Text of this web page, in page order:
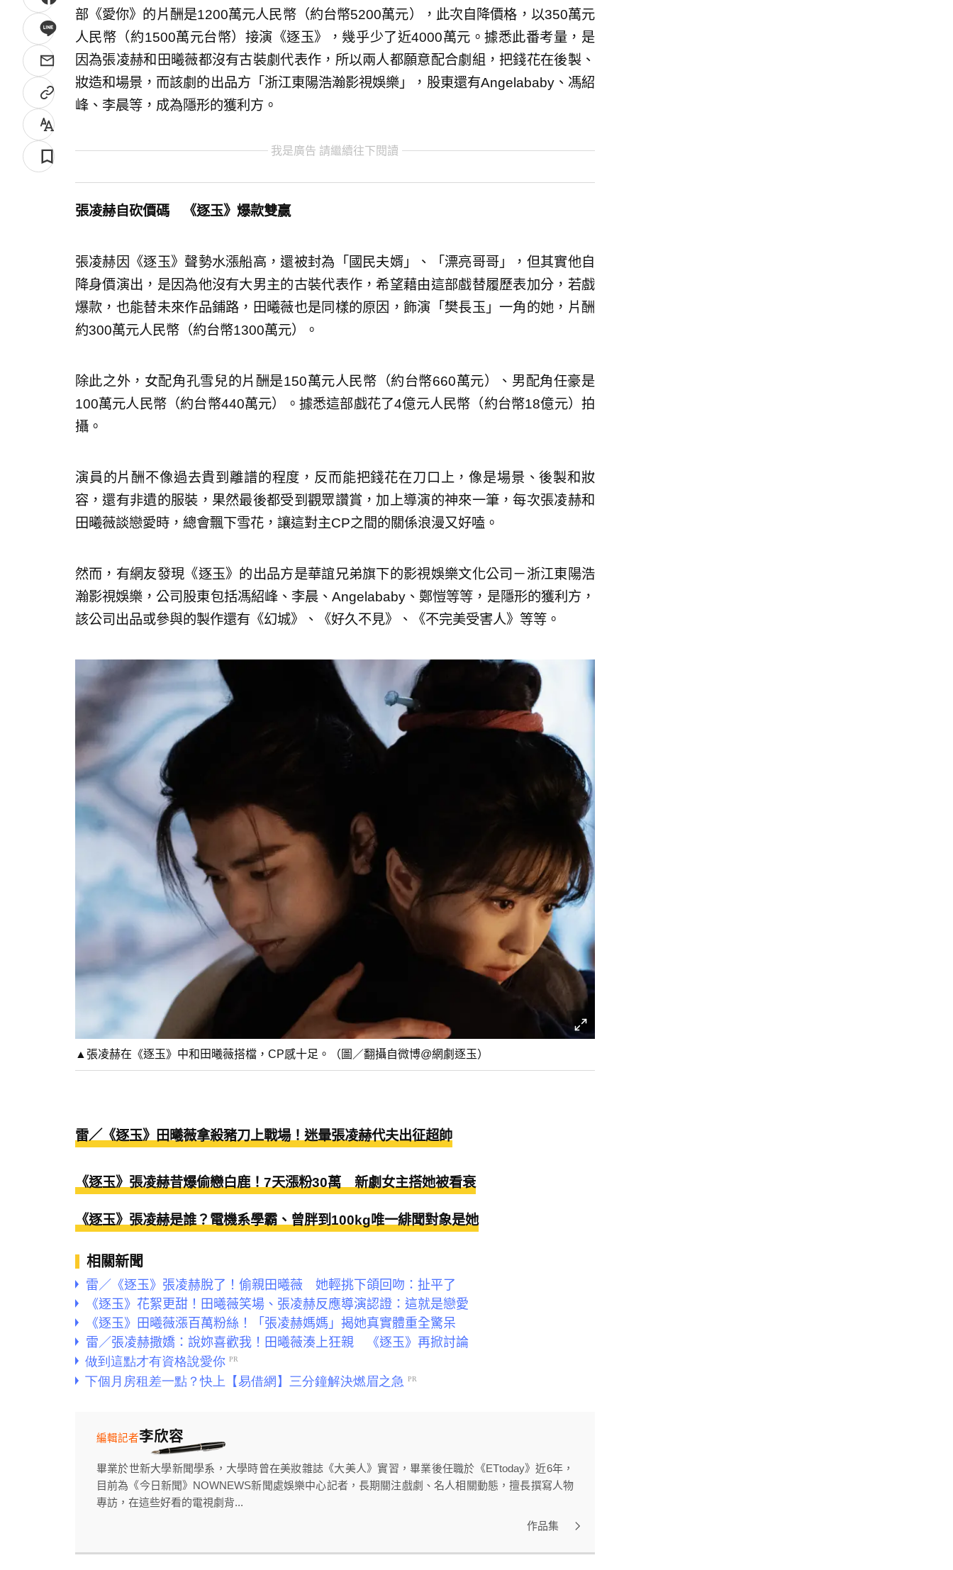
部《愛你》的片酬是1200萬元人民幣（約台幣5200萬元），此次自降價格，以350萬元
人民幣（約1500萬元台幣）接演《逐玉》，幾乎少了近4000萬元。據悉此番考量，是
因為張凌赫和田曦薇都沒有古裝劇代表作，所以兩人都願意配合劇組，把錢花在後製、
妝造和場景，而該劇的出品方「浙江東陽浩瀚影視娛樂」，股東還有Angelababy、馮紹
峰、李晨等，成為隱形的獲利方。
我是廣告 請繼續往下閱讀
張凌赫自砍價碼 《逐玉》爆款雙贏
張凌赫因《逐玉》聲勢水漲船高，還被封為「國民夫婿」、「漂亮哥哥」，但其實他自
降身價演出，是因為他沒有大男主的古裝代表作，希望藉由這部戲替履歷表加分，若戲
爆款，也能替未來作品鋪路，田曦薇也是同樣的原因，飾演「樊長玉」一角的她，片酬
約300萬元人民幣（約台幣1300萬元）。
除此之外，女配角孔雪兒的片酬是150萬元人民幣（約台幣660萬元）、男配角任豪是
100萬元人民幣（約台幣440萬元）。據悉這部戲花了4億元人民幣（約台幣18億元）拍
攝。
演員的片酬不像過去貴到離譜的程度，反而能把錢花在刀口上，像是場景、後製和妝
容，還有非遺的服裝，果然最後都受到觀眾讚賞，加上導演的神來一筆，每次張凌赫和
田曦薇談戀愛時，總會飄下雪花，讓這對主CP之間的關係浪漫又好嗑。
然而，有網友發現《逐玉》的出品方是華誼兄弟旗下的影視娛樂文化公司－浙江東陽浩
瀚影視娛樂，公司股東包括馮紹峰、李晨、Angelababy、鄭愷等等，是隱形的獲利方，
該公司出品或參與的製作還有《幻城》、《好久不見》、《不完美受害人》等等。
▲張凌赫在《逐玉》中和田曦薇搭檔，CP感十足。（圖／翻攝自微博@網劇逐玉）
雷／《逐玉》田曦薇拿殺豬刀上戰場！迷暈張凌赫代夫出征超帥
《逐玉》張凌赫昔爆偷戀白鹿！7天漲粉30萬 新劇女主搭她被看衰
《逐玉》張凌赫是誰？電機系學霸、曾胖到100kg唯一緋聞對象是她
相關新聞
雷／《逐玉》張凌赫脫了！偷親田曦薇 她輕挑下頜回吻：扯平了
《逐玉》花絮更甜！田曦薇笑場、張凌赫反應導演認證：這就是戀愛
《逐玉》田曦薇漲百萬粉絲！「張凌赫媽媽」揭她真實體重全驚呆
雷／張凌赫撒嬌：說妳喜歡我！田曦薇湊上狂親 《逐玉》再掀討論
李欣容
編輯記者
畢業於世新大學新聞學系，大學時曾在美妝雜誌《大美人》實習，畢業後任職於《ETtoday》近6年，
目前為《今日新聞》NOWNEWS新聞處娛樂中心記者，長期關注戲劇、名人相關動態，擅長撰寫人物
專訪，在這些好看的電視劇背...
作品集